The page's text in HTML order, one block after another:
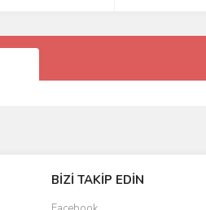
BİZİ TAKİP EDİN